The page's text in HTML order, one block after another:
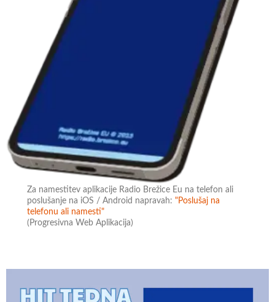
Za namestitev aplikacije Radio Brežice Eu na telefon ali
poslušanje na iOS / Android napravah:"Poslušaj na
telefonu ali namesti"
(Progresivna Web Aplikacija)